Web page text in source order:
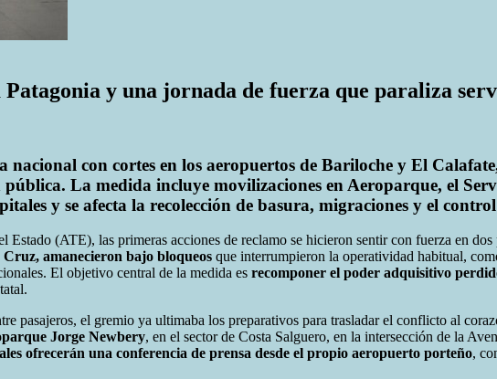
y una jornada de fuerza que paraliza
con cortes en los aeropuertos de Bariloche y El
La medida incluye movilizaciones en Aeroparque, el
y se afecta la recolección de basura, migraciones y el
(ATE), las primeras acciones de reclamo se hicieron sentir con fuerza en
amanecieron bajo bloqueos que interrumpieron la operatividad habitual,
El objetivo central de la medida es recomponer el poder adquisitivo
pasajeros, el gremio ya ultimaba los preparativos para trasladar el conflicto al
Jorge Newbery, en el sector de Costa Salguero, en la intersección de la
ofrecerán una conferencia de prensa desde el propio aeropuerto porteño,